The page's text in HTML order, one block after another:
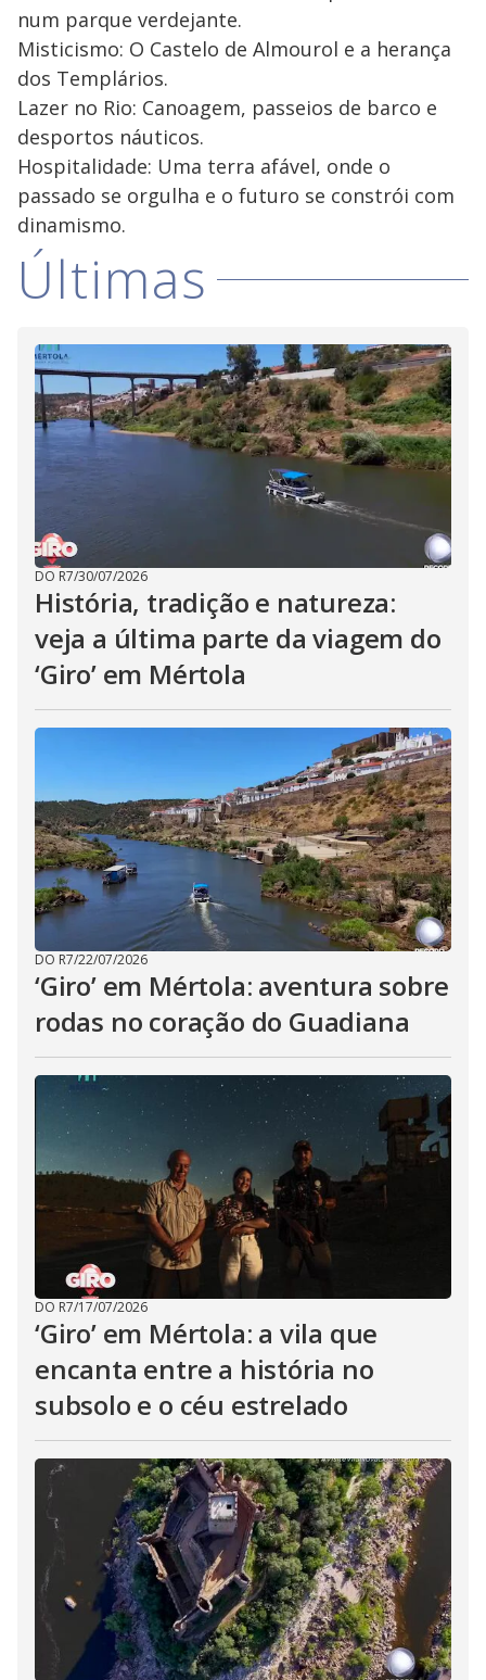
num parque verdejante.
Misticismo: O Castelo de Almourol e a herança
dos Templários.
Lazer no Rio: Canoagem, passeios de barco e
desportos náuticos.
Hospitalidade: Uma terra afável, onde o
passado se orgulha e o futuro se constrói com
dinamismo.
Últimas
DO R7/30/07/2026
História, tradição e natureza:
veja a última parte da viagem do
‘Giro’ em Mértola
DO R7/22/07/2026
‘Giro’ em Mértola: aventura sobre
rodas no coração do Guadiana
DO R7/17/07/2026
‘Giro’ em Mértola: a vila que
encanta entre a história no
subsolo e o céu estrelado